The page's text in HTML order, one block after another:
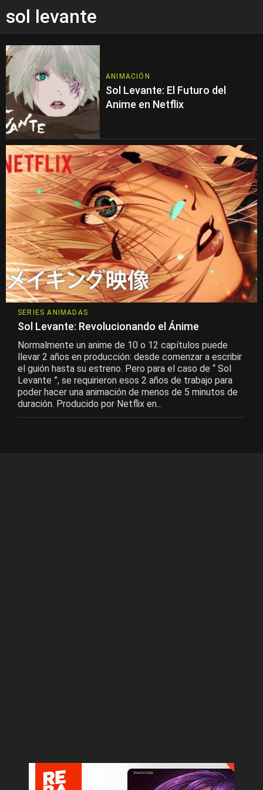
sol levante
ANIMACIÓN
Sol Levante: El Futuro del
Anime en Netflix
SERIES ANIMADAS
Sol Levante: Revolucionando el Ánime
Normalmente un anime de 10 o 12 capítulos puede
llevar 2 años en producción: desde comenzar a escribir
el guión hasta su estreno. Pero para el caso de “ Sol
Levante ”, se requirieron esos 2 años de trabajo para
poder hacer una animación de menos de 5 minutos de
duración. Producido por Netflix en...